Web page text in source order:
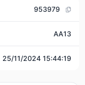
953979
AA13
25/11/2024 15:44:19